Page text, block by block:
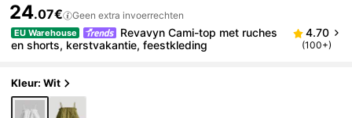
24.07€ Geen extra invoerrechten
EU Warehouse
Revavyn Cami-top met ruches
en shorts, kerstvakantie, feestkleding
4.70
(100+)
Kleur: Wit